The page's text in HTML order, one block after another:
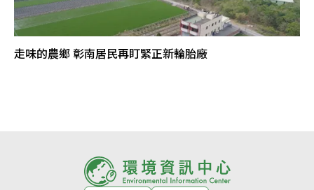
走味的農鄉 彰南居民再盯緊正新輪胎廠